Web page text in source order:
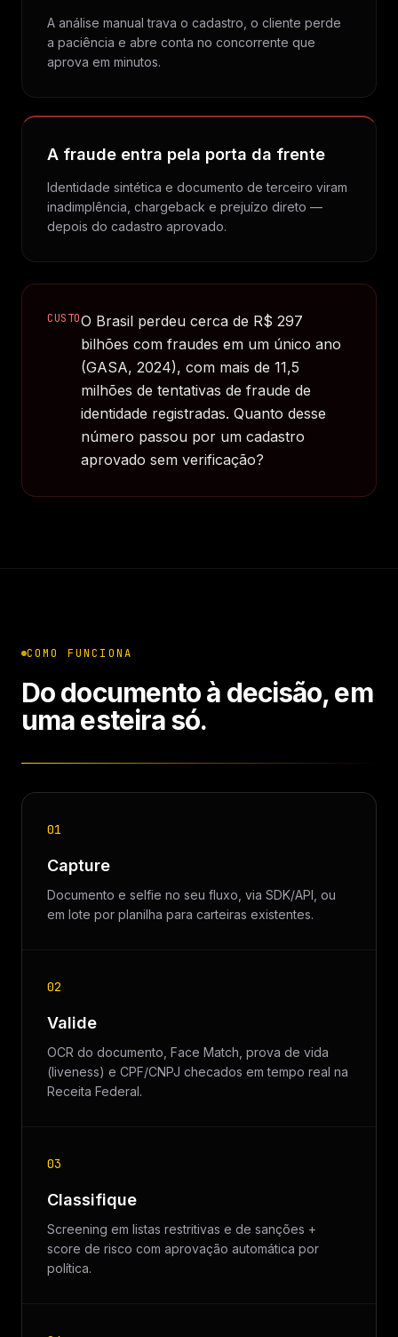
A análise manual trava o cadastro, o cliente perde
a paciência e abre conta no concorrente que
aprova em minutos.
A fraude entra pela porta da frente
Identidade sintética e documento de terceiro viram
inadimplência, chargeback e prejuízo direto —
depois do cadastro aprovado.
CUSTOO Brasil perdeu cerca de R$ 297
bilhões com fraudes em um único ano
(GASA, 2024), com mais de 11,5
milhões de tentativas de fraude de
identidade registradas. Quanto desse
número passou por um cadastro
aprovado sem verificação?
COMO FUNCIONA
Do documento à decisão, em
uma esteira só.
01
Capture
Documento e selfie no seu fluxo, via SDK/API, ou
em lote por planilha para carteiras existentes.
02
Valide
OCR do documento, Face Match, prova de vida
(liveness) e CPF/CNPJ checados em tempo real na
Receita Federal.
03
Classifique
Screening em listas restritivas e de sanções +
score de risco com aprovação automática por
política.